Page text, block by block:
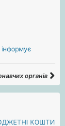
органів
КОШТИ